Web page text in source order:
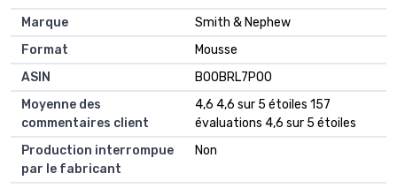
Marque
‎Smith & Nephew
Format
‎Mousse
ASIN
B00BRL7PO0
Moyenne des
commentaires client
4,6 4,6 sur 5 étoiles 157
évaluations 4,6 sur 5 étoiles
Production interrompue
par le fabricant
Non